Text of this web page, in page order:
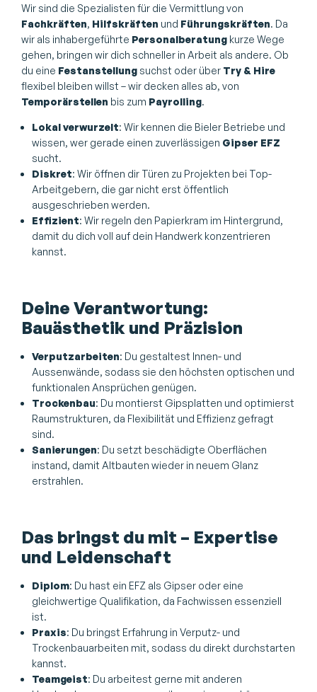
Wir sind die Spezialisten für die Vermittlung von
Fachkräften, Hilfskräften und Führungskräften. Da
wir als inhabergeführte Personalberatung kurze Wege
gehen, bringen wir dich schneller in Arbeit als andere. Ob
du eine Festanstellungsuchst oder über Try & Hire
flexibel bleiben willst – wir decken alles ab, von
Temporärstellen bis zum Payrolling.
Lokal verwurzelt: Wir kennen die Bieler Betriebe und
wissen, wer gerade einen zuverlässigen Gipser EFZ
sucht.
Diskret: Wir öffnen dir Türen zu Projekten bei Top-
Arbeitgebern, die gar nicht erst öffentlich
ausgeschrieben werden.
Effizient: Wir regeln den Papierkram im Hintergrund,
damit du dich voll auf dein Handwerk konzentrieren
kannst.
Deine Verantwortung:
Bauästhetik und Präzision
Verputzarbeiten: Du gestaltest Innen- und
Aussenwände, sodass sie den höchsten optischen und
funktionalen Ansprüchen genügen.
Trockenbau: Du montierst Gipsplatten und optimierst
Raumstrukturen, da Flexibilität und Effizienz gefragt
sind.
Sanierungen: Du setzt beschädigte Oberflächen
instand, damit Altbauten wieder in neuem Glanz
erstrahlen.
Das bringst du mit – Expertise
und Leidenschaft
Diplom: Du hast ein EFZ als Gipser oder eine
gleichwertige Qualifikation, da Fachwissen essenziell
ist.
Praxis: Du bringst Erfahrung in Verputz- und
Trockenbauarbeiten mit, sodass du direkt durchstarten
kannst.
Teamgeist: Du arbeitest gerne mit anderen